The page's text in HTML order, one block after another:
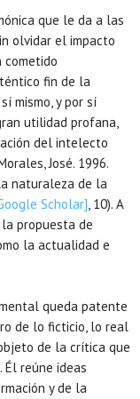
que le da a las
olvidar el impacto
cometido
fin de la
mismo, y por sí
utilidad profana,
del intelecto
José. 1996.
naturaleza de la
Scholar], 10). A
propuesta de
la actualidad e
queda patente
de lo ficticio, lo real
de la crítica que
. Él reúne ideas
y de la